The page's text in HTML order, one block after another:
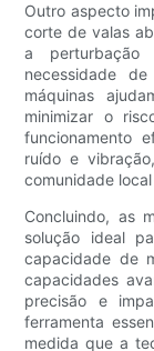
Outro aspecto
corte de valas
a
necessidade
máquinas
minimizar o
funcionamento
ruído e
comunidade
Concluindo, as
solução ideal
capacidade de
capacidades
precisão e
ferramenta
medida que a